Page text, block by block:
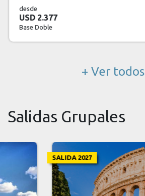
desde
USD 2.377
Base Doble
+ Ver todos
Salidas Grupales